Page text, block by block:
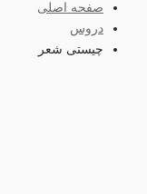
صفحه اصلی
دروس
چیستی شعر